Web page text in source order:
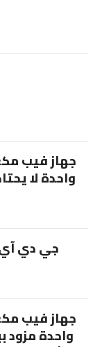
جهاز فيب
واحدة لا
جهاز فيب
واحدة مزود